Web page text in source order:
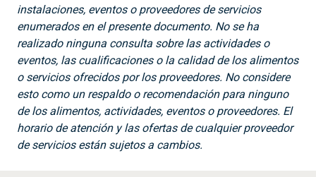
instalaciones, eventos o proveedores de servicios
enumerados en el presente documento. No se ha
realizado ninguna consulta sobre las actividades o
eventos, las cualificaciones o la calidad de los alimentos
o servicios ofrecidos por los proveedores. No considere
esto como un respaldo o recomendación para ninguno
de los alimentos, actividades, eventos o proveedores. El
horario de atención y las ofertas de cualquier proveedor
de servicios están sujetos a cambios.